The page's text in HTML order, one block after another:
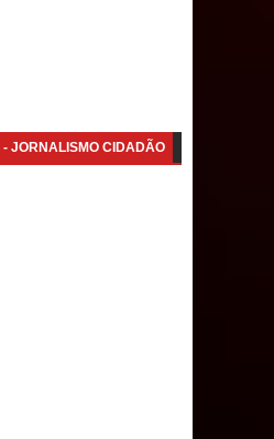
são referentes a
JORNALISMO CIDADÃO